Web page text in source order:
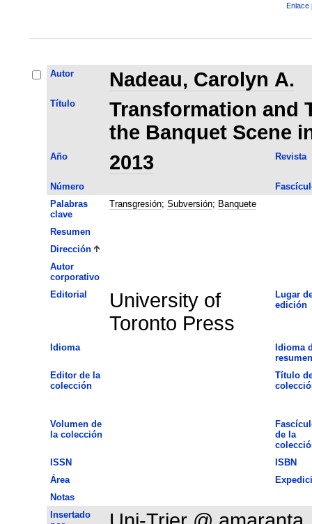
Enlace
Autor Nadeau, Carolyn A.
Título
Transformation and
the Banquet Scene
Año 2013 Revista
Número
Palabras
clave
Transgresión; Subversión; Banquete
Resumen
Dirección
Autor
corporativo
Editorial
University of
Toronto Press
Lugar
edición
Idioma
Idioma
resumen
Editor de la
colección
Título
Volumen de
la colección
de la
ISSN
ISBN
Área
Notas
Insertado